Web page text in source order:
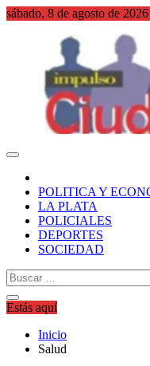
Saltar
sábado, 8 de agosto de 2026
POLITICA Y
LA PLATA
POLICIALES
DEPORTES
SOCIEDAD
Buscar:
Estás aquí
Inicio
Salud